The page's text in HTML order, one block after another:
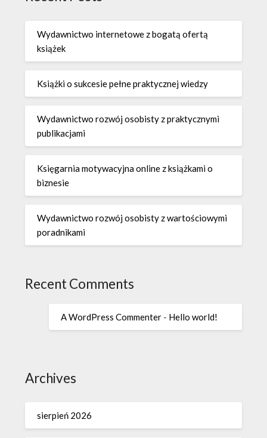
Wydawnictwo internetowe z bogatą ofertą
książek
Książki o sukcesie pełne praktycznej wiedzy
Wydawnictwo rozwój osobisty z praktycznymi
publikacjami
Księgarnia motywacyjna online z książkami o
biznesie
Wydawnictwo rozwój osobisty z wartościowymi
poradnikami
Recent Comments
A WordPress Commenter - Hello world!
Archives
sierpień 2026